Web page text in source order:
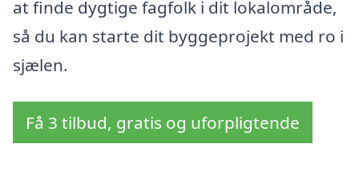
at finde dygtige fagfolk i dit lokalområde,
så du kan starte dit byggeprojekt med ro i
sjælen.
Få 3 tilbud, gratis og uforpligtende